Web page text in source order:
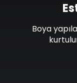
Boya